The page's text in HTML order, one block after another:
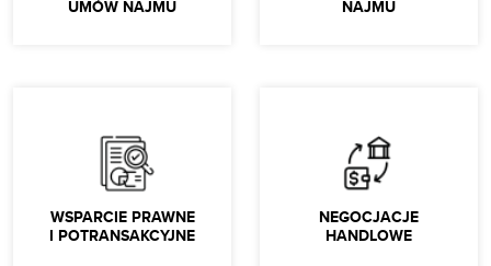
UMÓW NAJMU
NAJMU
WSPARCIE PRAWNE
I POTRANSAKCYJNE
NEGOCJACJE
HANDLOWE